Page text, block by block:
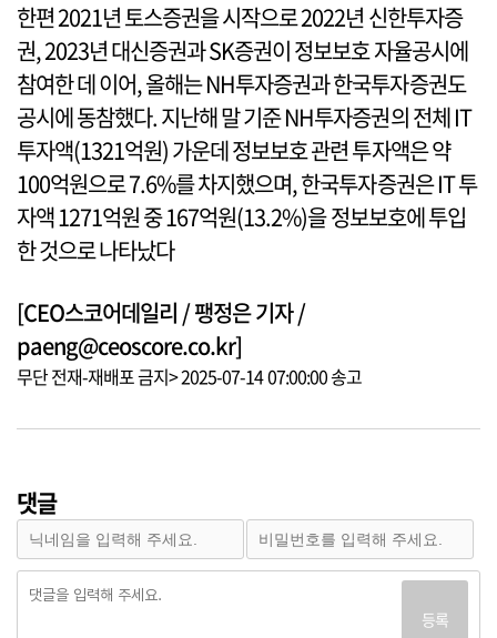
한편 2021년 토스증권을 시작으로 2022년 신한투자증
권, 2023년 대신증권과 SK증권이 정보보호 자율공시에
참여한 데 이어, 올해는 NH투자증권과 한국투자증권도
공시에 동참했다. 지난해 말 기준 NH투자증권의 전체 IT
투자액(1321억원) 가운데 정보보호 관련 투자액은 약
100억원으로 7.6%를 차지했으며, 한국투자증권은 IT 투
자액 1271억원 중 167억원(13.2%)을 정보보호에 투입
한 것으로 나타났다
[CEO스코어데일리 / 팽정은 기자 /
paeng@ceoscore.co.kr]
무단 전재-재배포 금지> 2025-07-14 07:00:00 송고
댓글
등록